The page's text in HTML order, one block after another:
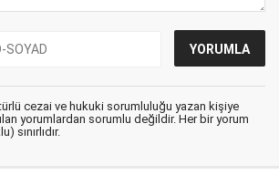
türlü cezai ve hukuki sorumluluğu yazan kişiye
yorumlardan sorumlu değildir. Her bir yorum
sınırlıdır.